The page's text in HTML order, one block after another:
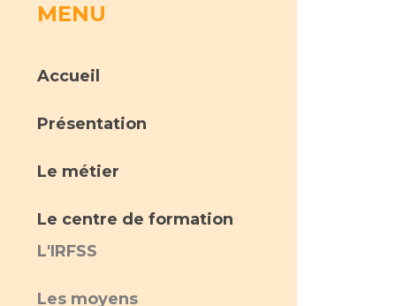
qualité et de sécurité des soins
données
en santé à l’AP-HM
conclus
pouvez contacter notre secrétariat :
MENU
Accueil
Présentation
Le métier
Le centre de formation
L'IRFSS
Les moyens